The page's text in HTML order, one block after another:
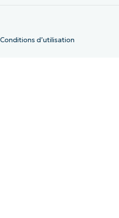
Conditions d’utilisation